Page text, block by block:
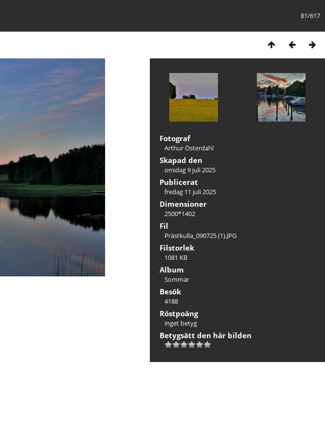
81/617
Fotograf
Arthur Österdahl
Skapad den
onsdag 9 juli 2025
Publicerat
fredag 11 juli 2025
Dimensioner
2500*1402
Fil
Prästkulla_090725 (1).JPG
Filstorlek
1081 KB
Album
Sommar
Besök
4188
Röstpoäng
inget betyg
Betygsätt den här bilden